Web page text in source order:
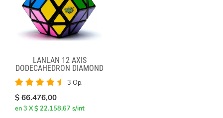
LANLAN 12 AXIS
DODECAHEDRON DIAMOND
CUBE
3 Op.
$ 66.476,00
en 3 X $ 22.158,67 s/int